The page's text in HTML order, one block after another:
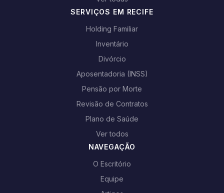
SERVIÇOS EM RECIFE
Holding Familiar
Inventário
Divórcio
Aposentadoria (INSS)
Pensão por Morte
Revisão de Contratos
Plano de Saúde
Ver todos
NAVEGAÇÃO
O Escritório
Equipe